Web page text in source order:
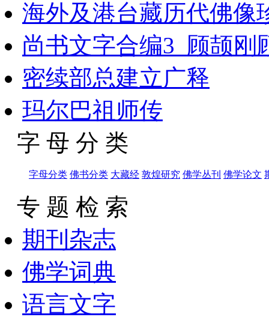
海外及港台藏历代佛像
尚书文字合编3_顾颉刚
密续部总建立广释
玛尔巴祖师传
字 母 分 类
字母分类 佛书分类 大藏经 敦煌研究 佛学丛刊 佛学论文
专 题 检 索
期刊杂志
佛学词典
语言文字